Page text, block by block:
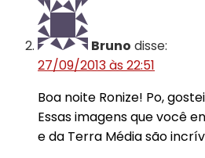
Bruno disse:
27/09/2013 às 22:51
Boa noite Ronize! Po,
Essas imagens que você
e da Terra Média são